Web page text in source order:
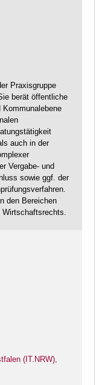
Praxisgruppe
berät öffentliche
auch in der
Vergabe- und
sowie ggf. der
den Bereichen
Wirtschaftsrechts.
(IT.NRW),